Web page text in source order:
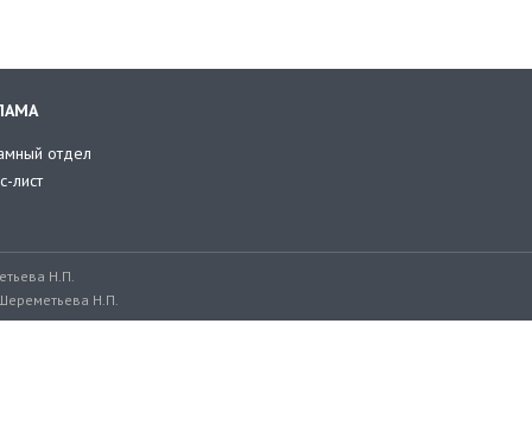
отдел
лист
Н.П.
Н.П.